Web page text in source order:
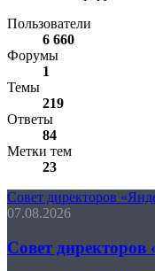
Пользователи
6 660
Форумы
1
Темы
219
Ответы
84
Метки тем
23
Совет директоров
07.08.2026
Совет